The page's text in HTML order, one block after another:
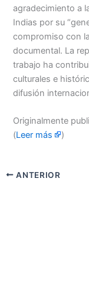
agradecimiento a
Indias por su
compromiso con
documental. La
trabajo ha
culturales e
difusión
Originalmente
(Leer más )
ANTERIOR